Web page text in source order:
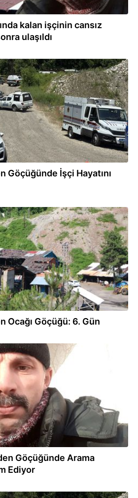
kalan işçinin cansız
ulaşıldı
Göçüğünde İşçi Hayatını
Ocağı Göçüğü: 6. Gün
Göçüğünde Arama
Ediyor